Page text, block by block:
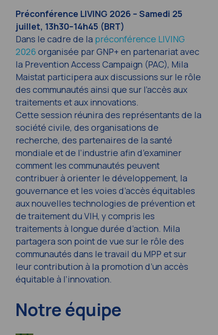
Préconférence LIVING 2026 – Samedi 25
juillet, 13h30–14h45 (BRT)
Dans le cadre de la préconférence LIVING
2026 organisée par GNP+ en partenariat avec
la Prevention Access Campaign (PAC), Mila
Maistat participera aux discussions sur le rôle
des communautés ainsi que sur l’accès aux
traitements et aux innovations.
Cette session réunira des représentants de la
société civile, des organisations de
recherche, des partenaires de la santé
mondiale et de l’industrie afin d’examiner
comment les communautés peuvent
contribuer à orienter le développement, la
gouvernance et les voies d’accès équitables
aux nouvelles technologies de prévention et
de traitement du VIH, y compris les
traitements à longue durée d’action. Mila
partagera son point de vue sur le rôle des
communautés dans le travail du MPP et sur
leur contribution à la promotion d’un accès
équitable à l’innovation.
Notre équipe